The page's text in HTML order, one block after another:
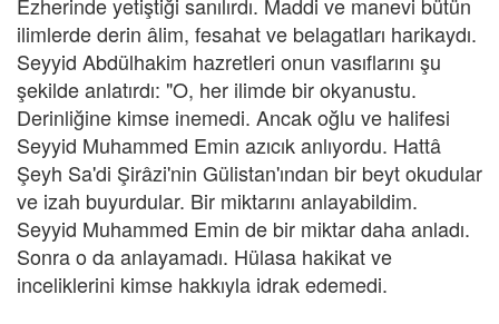
ilimlerde derin âlim, fesahat ve belagatları harikaydı.
Seyyid Abdülhakim hazretleri onun vasıflarını şu
şekilde anlatırdı: "O, her ilimde bir okyanustu.
Derinliğine kimse inemedi. Ancak oğlu ve halifesi
Seyyid Muhammed Emin azıcık anlıyordu. Hattâ
Şeyh Sa'di Şirâzi'nin Gülistan'ından bir beyt okudular
ve izah buyurdular. Bir miktarını anlayabildim.
Seyyid Muhammed Emin de bir miktar daha anladı.
Sonra o da anlayamadı. Hülasa hakikat ve
inceliklerini kimse hakkıyla idrak edemedi.